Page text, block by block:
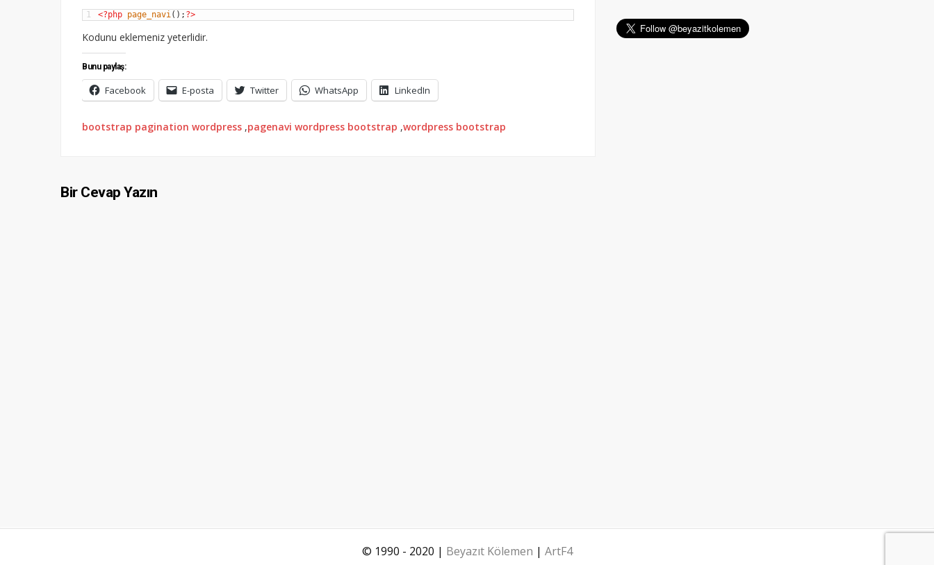
1 <?php page_navi( ) ; ?>
Kodunu eklemeniz yeterlidir.
Bunu paylaş:
Facebook E-posta Twitter WhatsApp LinkedIn
bootstrap pagination wordpress ,pagenavi wordpress bootstrap ,wordpress bootstrap
Bir Cevap Yazın
© 1990 - 2020 | Beyazıt Kölemen | ArtF4